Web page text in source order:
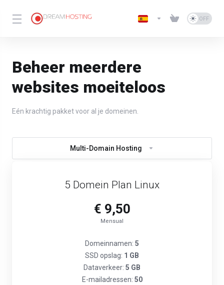
Beheer meerdere
websites moeiteloos
Eén krachtig pakket voor al je domeinen.
Multi-Domain Hosting
5 Domein Plan Linux
€ 9,50
Mensual
Domeinnamen: 5
SSD opslag: 1 GB
Dataverkeer: 5 GB
E-mailadressen: 50